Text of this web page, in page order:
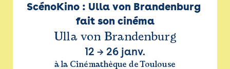
ScénoKino : Ulla von Brandenburg
fait son cinéma
Ulla von Brandenburg
12 → 26 janv.
à la Cinémathèque de Toulouse